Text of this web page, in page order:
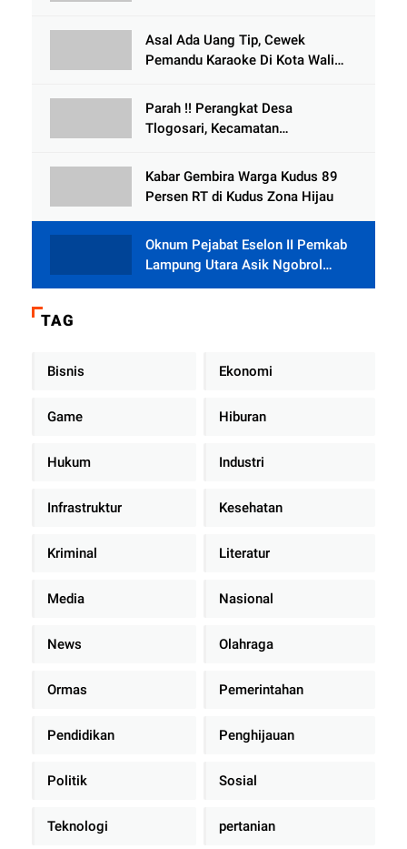
Tlogowungu, di Duga
Selewengkan Bantuan Mushola
Asal Ada Uang Tip, Cewek
Pemandu Karaoke Di Kota Wali
Parah !! Perangkat Desa
Tlogosari, Kecamatan
Rumah dari BAZNAS
Kabar Gembira Warga Kudus 89
Persen RT di Kudus Zona Hijau
Oknum Pejabat Eselon II Pemkab
Lampung Utara Asik Ngobrol
Dengan Teman Kencan Wanitanya
TAG
Bisnis Ekonomi
Game Hiburan
Hukum Industri
Infrastruktur Kesehatan
Kriminal Literatur
Media Nasional
News Olahraga
Ormas Pemerintahan
Pendidikan Penghijauan
Politik Sosial
Teknologi pertanian